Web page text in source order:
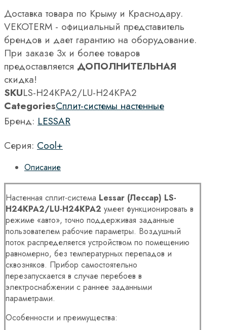
Доставка товара по Крыму и Краснодару.
VEKOTERM - официальный представитель
брендов и дает гарантию на оборудование.
При заказе 3х и более товаров
предоставляется ДОПОЛНИТЕЛЬНАЯ
скидка!
SKULS-H24KPA2/LU-H24KPA2
CategoriesСплит-системы настенные
Бренд: LESSAR
Серия: Cool+
Описание
Настенная сплит-система Lessar (Лессар) LS-
H24KPA2/LU-H24KPA2 умеет функционировать в
режиме «авто», точно поддерживая заданные
пользователем рабочие параметры. Воздушный
поток распределяется устройством по помещению
равномерно, без температурных перепадов и
сквозняков. Прибор самостоятельно
перезапускается в случае перебоев в
электроснабжении с раннее заданными
параметрами.
Особенности и преимущества: